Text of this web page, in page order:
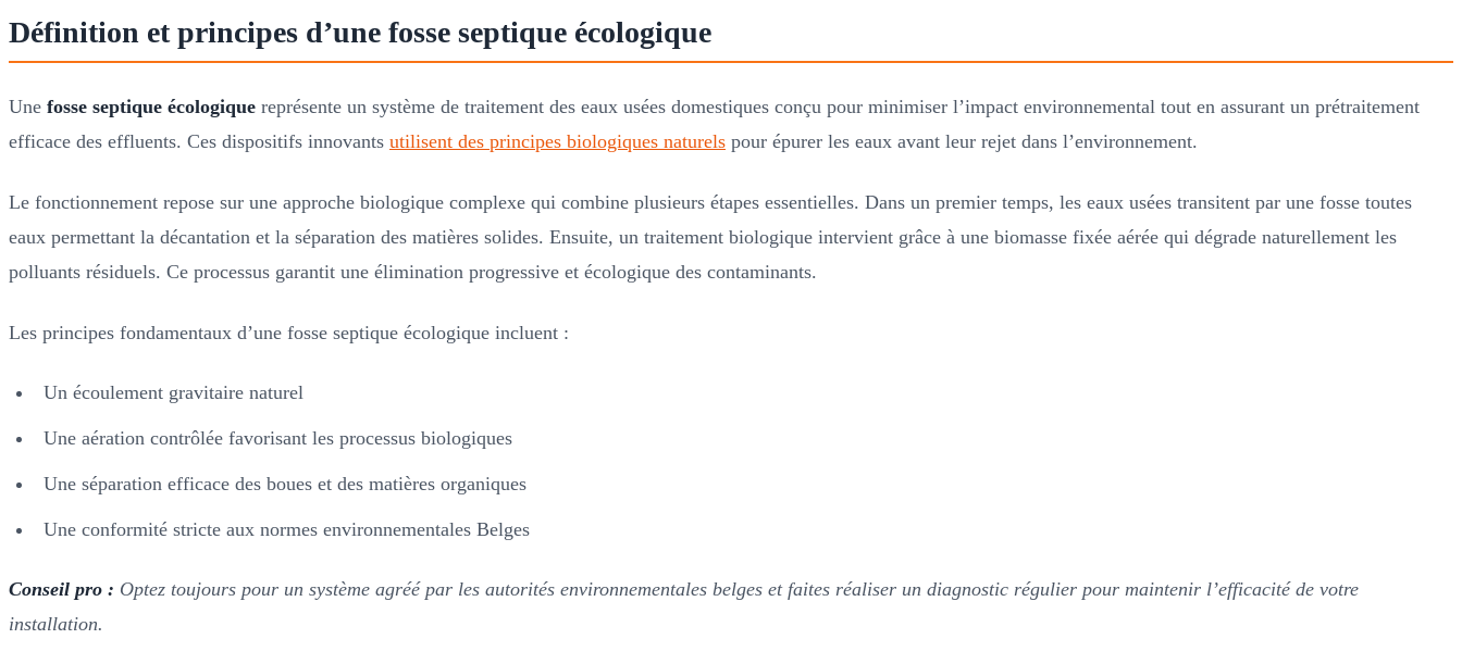
Définition et principes d’une fosse septique écologique
Une fosse septique écologique représente un système de traitement des eaux usées domestiques conçu pour minimiser l’impact environnemental tout en assurant un prétraitement
efficace des effluents. Ces dispositifs innovants utilisent des principes biologiques naturels pour épurer les eaux avant leur rejet dans l’environnement.
Le fonctionnement repose sur une approche biologique complexe qui combine plusieurs étapes essentielles. Dans un premier temps, les eaux usées transitent par une fosse toutes
eaux permettant la décantation et la séparation des matières solides. Ensuite, un traitement biologique intervient grâce à une biomasse fixée aérée qui dégrade naturellement les
polluants résiduels. Ce processus garantit une élimination progressive et écologique des contaminants.
Les principes fondamentaux d’une fosse septique écologique incluent :
Un écoulement gravitaire naturel
Une aération contrôlée favorisant les processus biologiques
Une séparation efficace des boues et des matières organiques
Une conformité stricte aux normes environnementales Belges
Conseil pro : Optez toujours pour un système agréé par les autorités environnementales belges et faites réaliser un diagnostic régulier pour maintenir l’efficacité de votre
installation.